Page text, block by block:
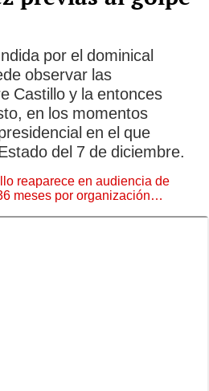
por el dominical
observar las
Castillo y la entonces
en los momentos
en el que
del 7 de diciembre.
reaparece en audiencia de
meses por organización